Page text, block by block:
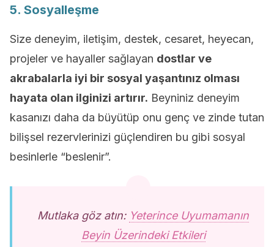
5. Sosyalleşme
Size deneyim, iletişim, destek, cesaret, heyecan,
projeler ve hayaller sağlayan dostlar ve
akrabalarla iyi bir sosyal yaşantınız olması
hayata olan ilginizi artırır. Beyniniz deneyim
kasanızı daha da büyütüp onu genç ve zinde tutan
bilişsel rezervlerinizi güçlendiren bu gibi sosyal
besinlerle “beslenir”.
Mutlaka göz atın: Yeterince Uyumamanın
Beyin Üzerindeki Etkileri